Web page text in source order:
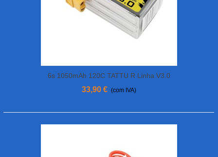
6s 1050mAh 120C TATTU R Linha V3.0
Bateria
33,90 € (com IVA)